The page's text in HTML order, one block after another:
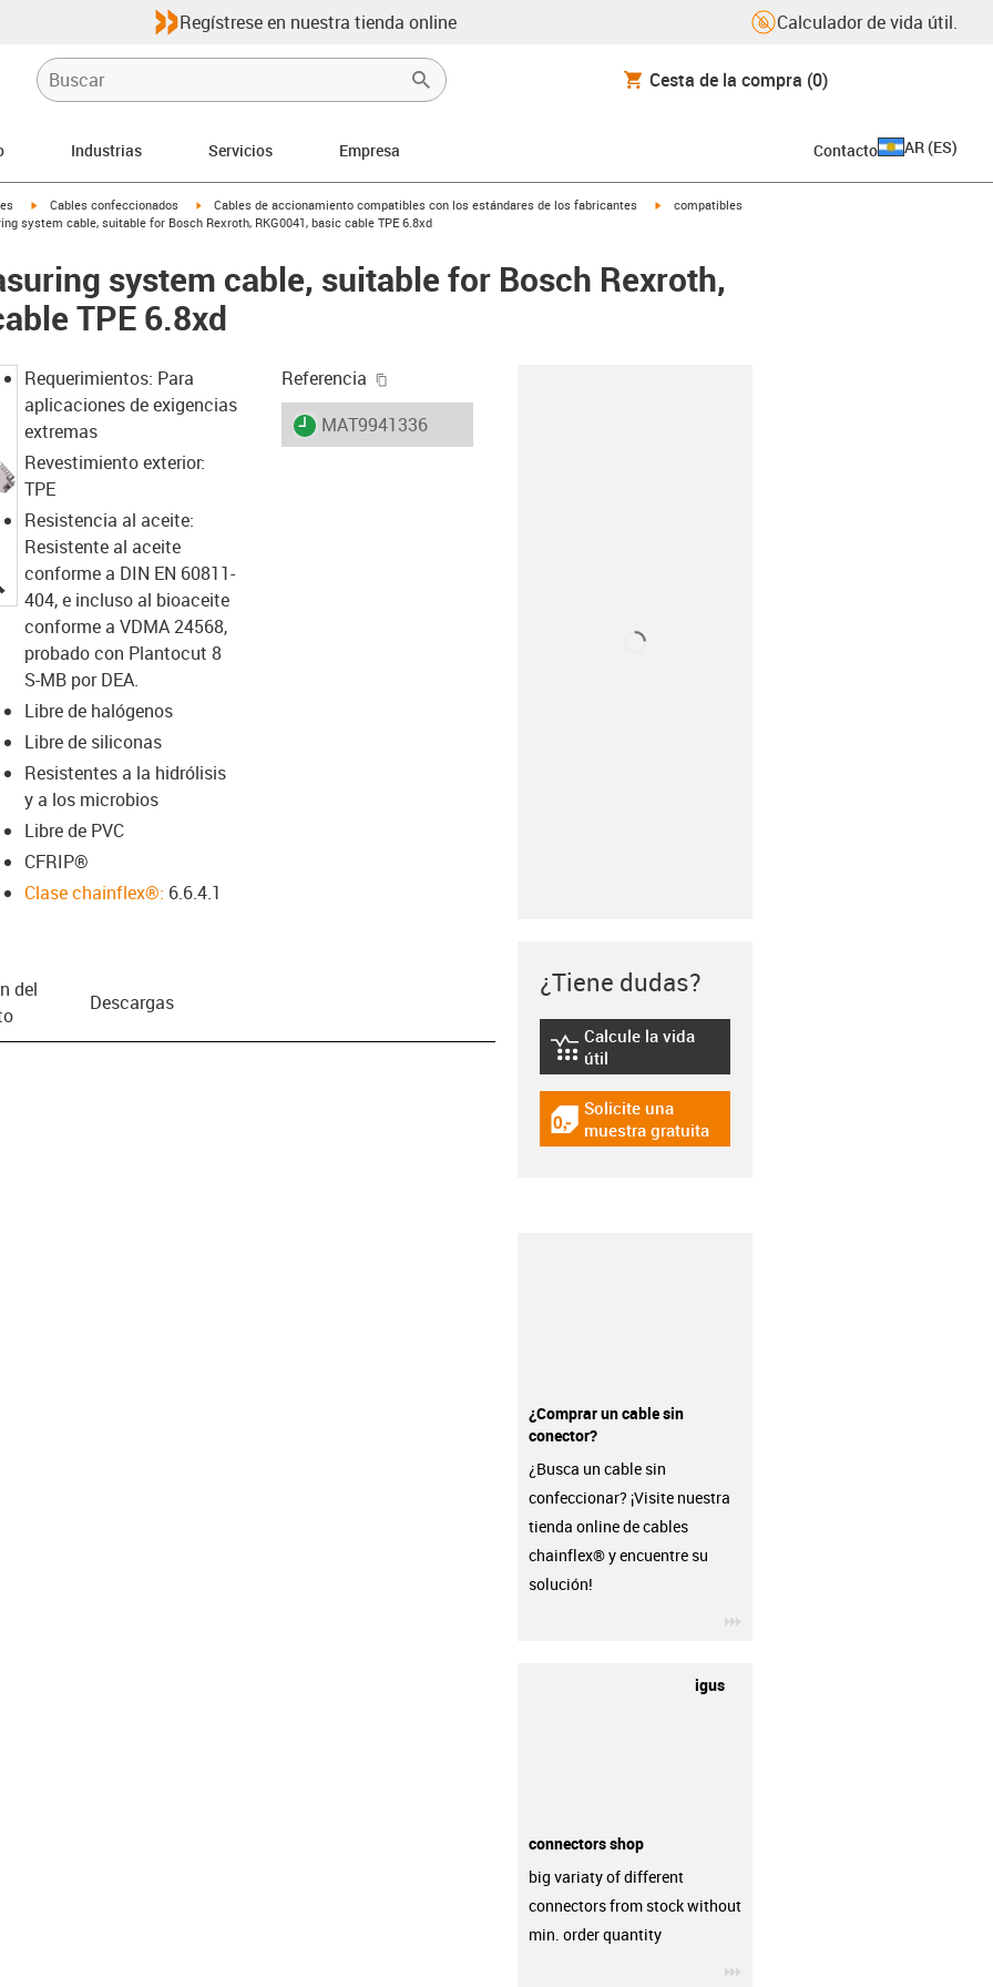
Regístrese en nuestra tienda online Calculador de vida útil.
Cesta de la compra (0)
Industrias Servicios Empresa Contacto AR (ES)
igus-icon-arrow-right
Cables confeccionados igus-icon-arrow-right
Cables de accionamiento compatibles con los estándares de los fabricantes igus-icon-arrow-right
compatibles
system cable, suitable for Bosch Rexroth, RKG0041, basic cable TPE 6.8xd
system cable, suitable for Bosch Rexroth,
TPE 6.8xd
igus-icon-lupe
Requerimientos: Para
aplicaciones de exigencias
extremas
Revestimiento exterior:
TPE
Resistencia al aceite:
Resistente al aceite
conforme a DIN EN 60811-
404, e incluso al bioaceite
conforme a VDMA 24568,
probado con Plantocut 8
S-MB por DEA.
Libre de halógenos
Libre de siliconas
Resistentes a la hidrólisis
y a los microbios
Libre de PVC
CFRIP®
Clase chainflex®: 6.6.4.1
Referencia
igus-icon-lieferzeit
MAT9941336
del
Descargas
¿Tiene dudas?
igus-icon-lebensdauerrechner
Calcule la vida
útil
igus-icon-gratismuster
Solicite una
muestra gratuita
¿Comprar un cable sin
conector?
¿Busca un cable sin
confeccionar? ¡Visite nuestra
tienda online de cables
chainflex® y encuentre su
solución!
igus
connectors shop
big variaty of different
connectors from stock without
min. order quantity